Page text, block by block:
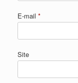
E-mail *
Site